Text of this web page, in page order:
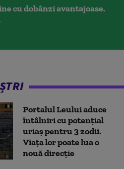
cu dobânzi avantajoase.
Portalul Leului aduce
întâlniri cu potențial
uriaș pentru 3 zodii.
Viața lor poate lua o
nouă direcție